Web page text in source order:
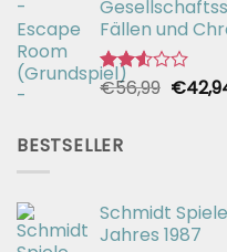
Fällen und
Bewertet
von 5
€56,99 €
BESTSELLER
Schmidt
Jahres 1987